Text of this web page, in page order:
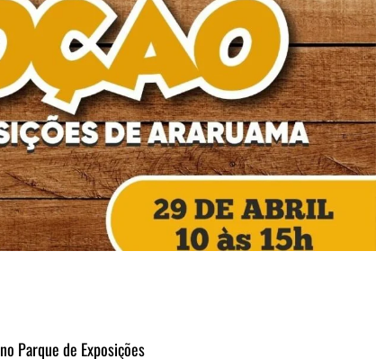
Parque de Exposições